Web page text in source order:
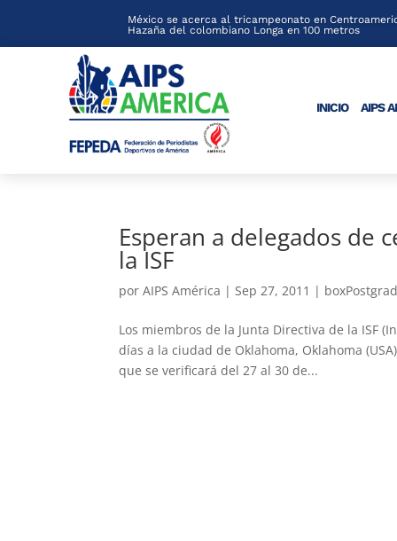
México se acerca al tricampeonato en
Hazaña del colombiano Longa en 100 metros
INICIO AIPS
Esperan a delegados de
la ISF
porAIPS América |Sep 27, 2011 |
Los miembros de la Junta Directiva de la ISF
días a la ciudad de Oklahoma, Oklahoma
que se verificará del 27 al 30 de...